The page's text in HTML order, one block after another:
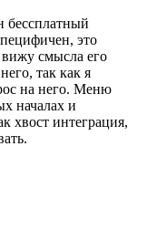
бессплатный
это
вижу смысла его
так как я
на него. Меню
началах и
хвост интеграция,